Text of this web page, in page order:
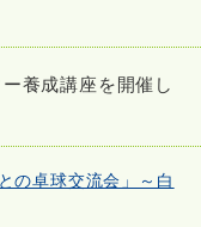
養成講座を開催し
の卓球交流会」～白